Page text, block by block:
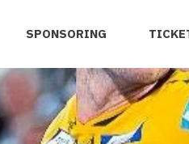
SPONSORING